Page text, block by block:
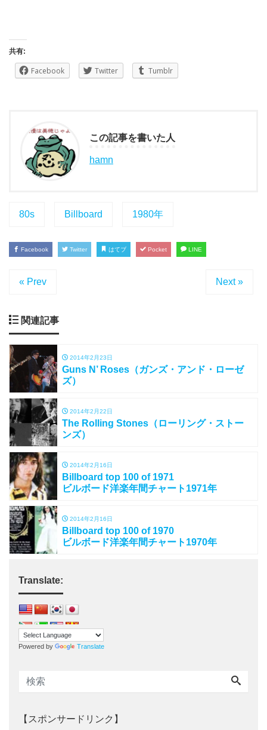
共有:
Facebook Twitter Tumblr
この記事を書いた人
hamn
80s Billboard 1980年
Facebook Twitter はてブ Pocket LINE
« Prev Next »
関連記事
2014年2月23日
Guns N’ Roses（ガンズ・アンド・ローゼ
ズ）
2014年2月22日
The Rolling Stones（ローリング・ストー
ンズ）
2014年2月16日
Billboard top 100 of 1971
ビルボード洋楽年間チャート1971年
2014年2月16日
Billboard top 100 of 1970
ビルボード洋楽年間チャート1970年
Translate:
Powered by Translate
【スポンサードリンク】